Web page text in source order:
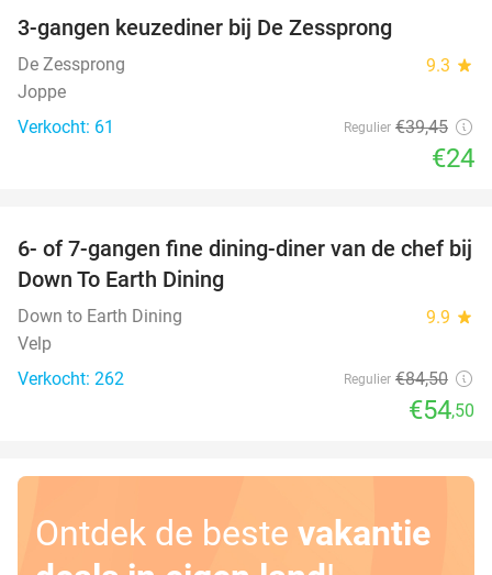
3-gangen keuzediner bij De Zessprong
De Zessprong 9.3 star
Joppe
Verkocht: 61
Regulier €39,45
€24
36%
6- of 7-gangen fine dining-diner van de chef bij
Down To Earth Dining
Down to Earth Dining 9.9 star
Velp
Verkocht: 262
Regulier €84,50
€54,50
Ontdek de beste vakantie